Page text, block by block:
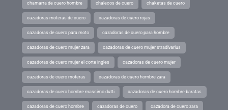
chamarra de cuero hombre chalecos de cuero chaketas de cuero
cazadoras moteras de cuero cazadoras de cuero rojas
cazadoras de cuero para moto cazadoras de cuero para hombre
cazadoras de cuero mujer zara cazadoras de cuero mujer stradivarius
cazadoras de cuero mujer el corte ingles cazadoras de cuero mujer
cazadoras de cuero moteras cazadoras de cuero hombre zara
cazadoras de cuero hombre massimo dutti cazadoras de cuero hombre baratas
cazadoras de cuero hombre cazadoras de cuero cazadora de cuero zara